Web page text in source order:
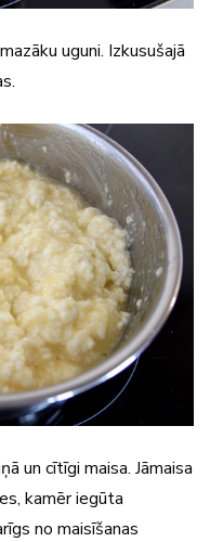
uguni. Izkusušajā
un cītīgi maisa. Jāmaisa
kamēr iegūta
no maisīšanas